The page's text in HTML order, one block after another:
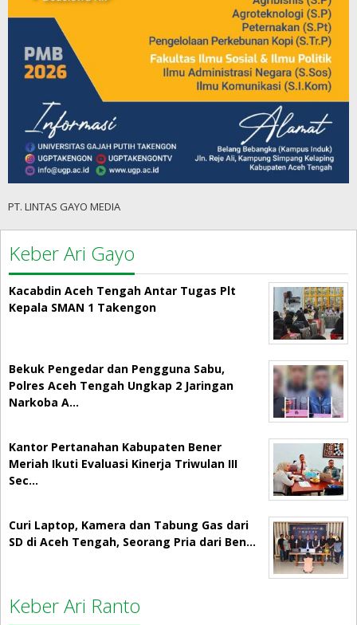
PT. LINTAS GAYO MEDIA
Keber Ari Gayo
Kacabdin Aceh Tengah Antar Tugas Plt
Kepala SMAN 1 Takengon
Bekuk Pengedar dan Pengguna Sabu,
Polres Aceh Tengah Ungkap 2 Jaringan
Narkoba A…
Kantor Pertanahan Kabupaten Bener
Meriah Ikuti Evaluasi Kinerja Triwulan III
Sec…
Curi Laptop, Kamera dan Tabung Gas dari
SD di Aceh Tengah, Seorang Pria dari Ben…
Keber Ari Ranto